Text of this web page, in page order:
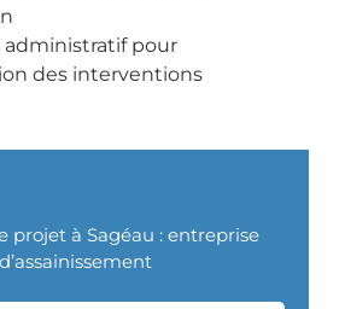
administratif pour
des interventions
projet à Sagéau : entreprise
d’assainissement